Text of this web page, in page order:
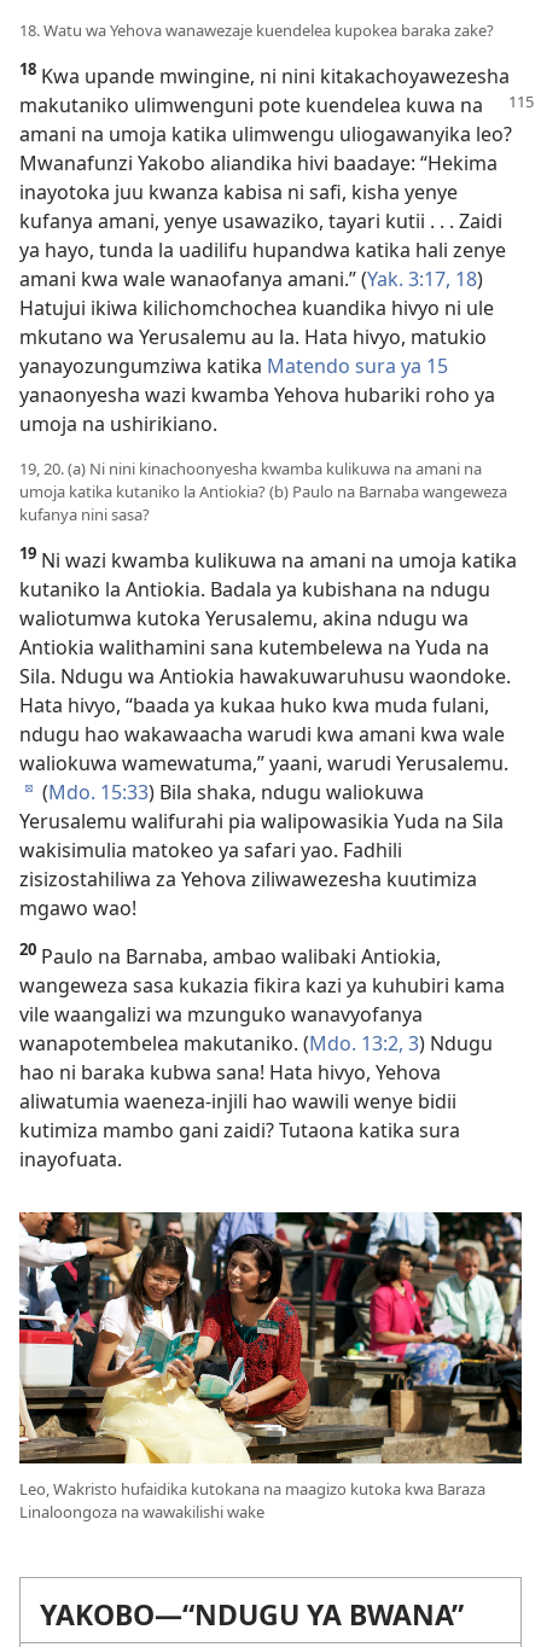
18. Watu wa Yehova wanawezaje kuendelea kupokea baraka zake?
18 Kwa upande mwingine, ni nini kitakachoyawezesha
makutaniko ulimwenguni pote kuendelea kuwa na
amani na umoja katika ulimwengu uliogawanyika leo?
Mwanafunzi Yakobo aliandika hivi baadaye: “Hekima
inayotoka juu kwanza kabisa ni safi, kisha yenye
kufanya amani, yenye usawaziko, tayari kutii . . . Zaidi
ya hayo, tunda la uadilifu hupandwa katika hali zenye
amani kwa wale wanaofanya amani.” (Yak. 3:17, 18)
Hatujui ikiwa kilichomchochea kuandika hivyo ni ule
mkutano wa Yerusalemu au la. Hata hivyo, matukio
yanayozungumziwa katika Matendo sura ya 15
yanaonyesha wazi kwamba Yehova hubariki roho ya
umoja na ushirikiano.
19, 20. (a) Ni nini kinachoonyesha kwamba kulikuwa na amani na
umoja katika kutaniko la Antiokia? (b) Paulo na Barnaba wangeweza
kufanya nini sasa?
19 Ni wazi kwamba kulikuwa na amani na umoja katika
kutaniko la Antiokia. Badala ya kubishana na ndugu
waliotumwa kutoka Yerusalemu, akina ndugu wa
Antiokia walithamini sana kutembelewa na Yuda na
Sila. Ndugu wa Antiokia hawakuwaruhusu waondoke.
Hata hivyo, “baada ya kukaa huko kwa muda fulani,
ndugu hao wakawaacha warudi kwa amani kwa wale
waliokuwa wamewatuma,” yaani, warudi Yerusalemu.
d (Mdo. 15:33) Bila shaka, ndugu waliokuwa
Yerusalemu walifurahi pia walipowasikia Yuda na Sila
wakisimulia matokeo ya safari yao. Fadhili
zisizostahiliwa za Yehova ziliwawezesha kuutimiza
mgawo wao!
20 Paulo na Barnaba, ambao walibaki Antiokia,
wangeweza sasa kukazia fikira kazi ya kuhubiri kama
vile waangalizi wa mzunguko wanavyofanya
wanapotembelea makutaniko. (Mdo. 13:2, 3) Ndugu
hao ni baraka kubwa sana! Hata hivyo, Yehova
aliwatumia waeneza-injili hao wawili wenye bidii
kutimiza mambo gani zaidi? Tutaona katika sura
inayofuata.
Leo, Wakristo hufaidika kutokana na maagizo kutoka kwa Baraza
Linaloongoza na wawakilishi wake
YAKOBO—“NDUGU YA BWANA”